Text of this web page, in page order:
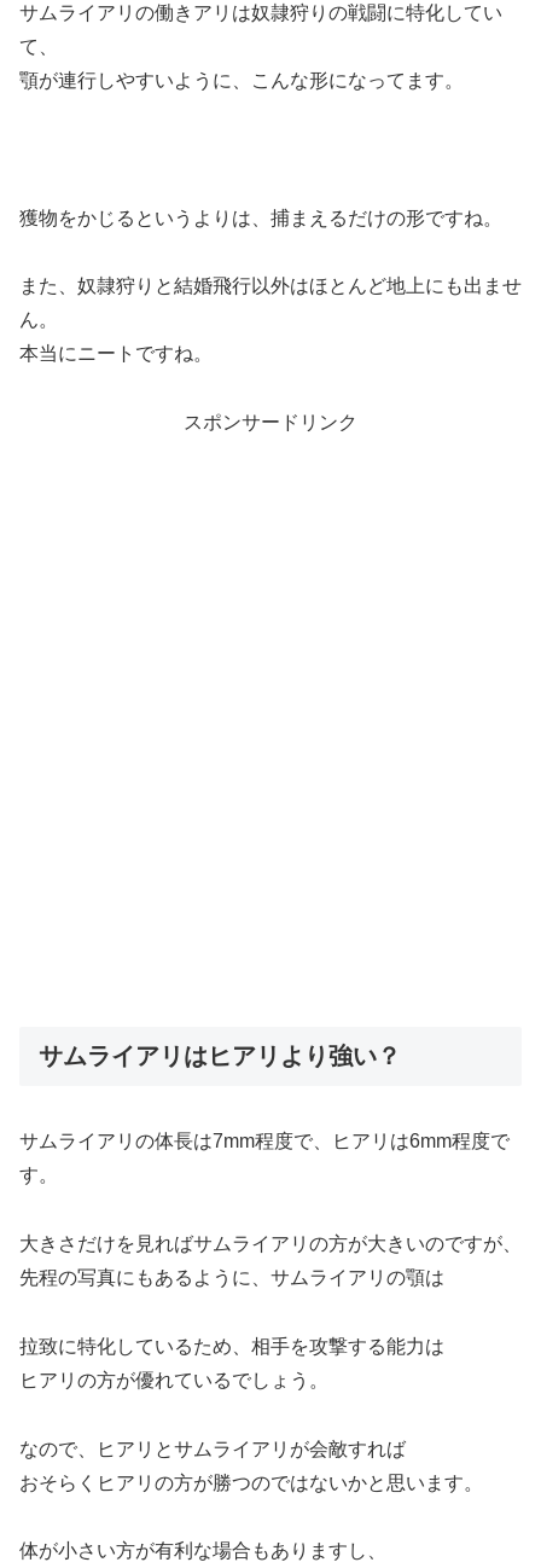
サムライアリの働きアリは奴隷狩りの戦闘に特化してい
て、
顎が連行しやすいように、こんな形になってます。
獲物をかじるというよりは、捕まえるだけの形ですね。
また、奴隷狩りと結婚飛行以外はほとんど地上にも出ませ
ん。
本当にニートですね。
スポンサードリンク
サムライアリはヒアリより強い？
サムライアリの体長は7mm程度で、ヒアリは6mm程度で
す。
大きさだけを見ればサムライアリの方が大きいのですが、
先程の写真にもあるように、サムライアリの顎は
拉致に特化しているため、相手を攻撃する能力は
ヒアリの方が優れているでしょう。
なので、ヒアリとサムライアリが会敵すれば
おそらくヒアリの方が勝つのではないかと思います。
体が小さい方が有利な場合もありますし、